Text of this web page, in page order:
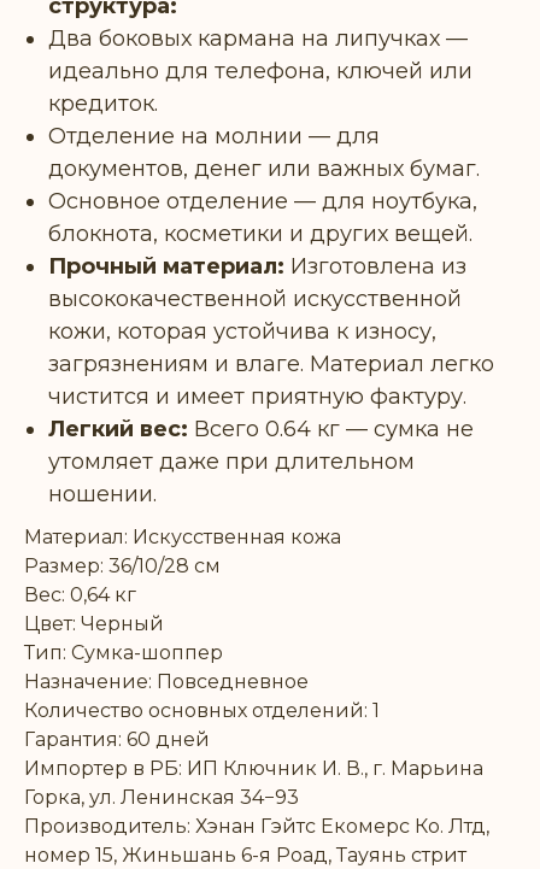
структура:
Два боковых кармана на липучках —
идеально для телефона, ключей или
кредиток.
Отделение на молнии — для
документов, денег или важных бумаг.
Основное отделение — для ноутбука,
блокнота, косметики и других вещей.
Прочный материал: Изготовлена из
высококачественной искусственной
кожи, которая устойчива к износу,
загрязнениям и влаге. Материал легко
чистится и имеет приятную фактуру.
Легкий вес: Всего 0.64 кг — сумка не
утомляет даже при длительном
ношении.
Материал: Искусственная кожа
Размер: 36/10/28 см
Вес: 0,64 кг
Цвет: Черный
Тип: Сумка-шоппер
Назначение: Повседневное
Количество основных отделений: 1
Гарантия: 60 дней
Импортер в РБ: ИП Ключник И. В., г. Марьина
Горка, ул. Ленинская 34−93
Производитель: Хэнан Гэйтс Екомерс Ко. Лтд,
номер 15, Жиньшань 6-я Роад, Тауянь стрит